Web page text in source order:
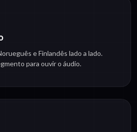
e Finlandês lado a lado.
para ouvir o áudio.